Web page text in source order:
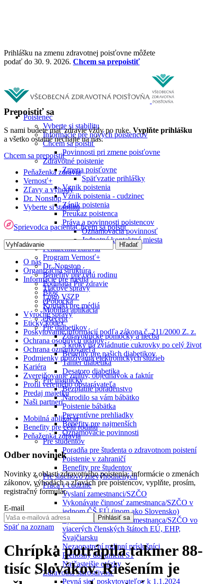
Prihlášku na zmenu zdravotnej poisťovne môžete
podať do 30. 9. 2026. Chcem sa prepoistiť
Poistenec
Vyberte si stabilitu
Informácie pre nových poistencov
Chcem sa poistiť
Povinnosti pri zmene poisťovne
Zdravotné poistenie
Zmena poisťovne
Späťvzatie prihlášky
Vznik poistenia
Vznik poistenia - cudzinec
Zánik poistenia
Preukaz poistenca
Práva a povinnosti poistencov
Oznamovacia povinnosť
Jednotné kontaktné miesta
Peňaženka zdravia
Program Vernosť+
Dr. Nonstop
Benefity pre celú rodinu
Podujatia Pre zdravie
Blog
ePobočka
Mobilná aplikácia
eRecept
Pre diabetikov
Zdravotnícke pomôcky a liečba
3 kroky na zvládnutie cukrovky po celý život
Benefity pre našich diabetikov
Tanier diabetika
Desatoro diabetika
Pre mamičky
Bezplatné poradenstvo
Narodilo sa vám bábätko
Poistenie bábätka
Preventívne prehliadky
Benefity pre najmenších
Oznamovacie povinnosti
Pre študentov
Poradňa pre študenta o zdravotnom poistení
Poistenie v zahraničí
Benefity pre študentov
Pre sluchovo znevýhodnených
Práca v cudzine
Vyslaní zamestnanci/SZČO
Vykonávate činnosť zamestnanca/SZČO v
jednom ČŠ EÚ (inom ako Slovensko)
Vykonávam činnosť zamestnanca/SZČO vo
viacerých členských štátoch EÚ, EHP,
Švajčiarsku
Nezaopatrení rodinní príslušníci
Prenosný dokument S1
Najčastejšie otázky
Zdravotná starostlivosť
Pevná sieť poskytovateľov k 1.1.2024
Prepoistiť sa
S nami budete mať zdravie vždy po ruke. Vyplňte prihlášku
a všetko ostatné nechajte na nás.
Chcem sa prepoistiť
Peňaženka zdravia
Vernosť+
Zľavy a výhody
Dr. Nonstop
Vyberte si stabilitu
Sprievodca pacientaChcem sa poistiť
O nás
Organizačná štruktúra
Informácie pre médiá
Tlačové správy
Logo VšZP
Kontakt pre médiá
Výročné správy
Etický kódex
Poskytovanie informácií podľa zákona č. 211/2000 Z. z.
Ochrana osobných údajov
Ochrana oznamovateľa
Podmienky používania elektronických služieb
Kariéra
Zverejňovanie zmlúv, objednávok a faktúr
Profil verejného obstarávateľa
Predaj majetku
Naši partneri
Mobilná aplikácia
Benefity pre celú rodinu
Peňaženka zdravia
Odber noviniek
Novinky z oblasti zdravotného poistenia, informácie o zmenách
zákonov, výhodách a zľavách pre poistencov, vyplňte, prosím,
registračný formulár.
E-mail
Prihlásiť sa
Späť na zoznam
Chrípka potrápila takmer 88-
tisíc Slovákov. Riešením je